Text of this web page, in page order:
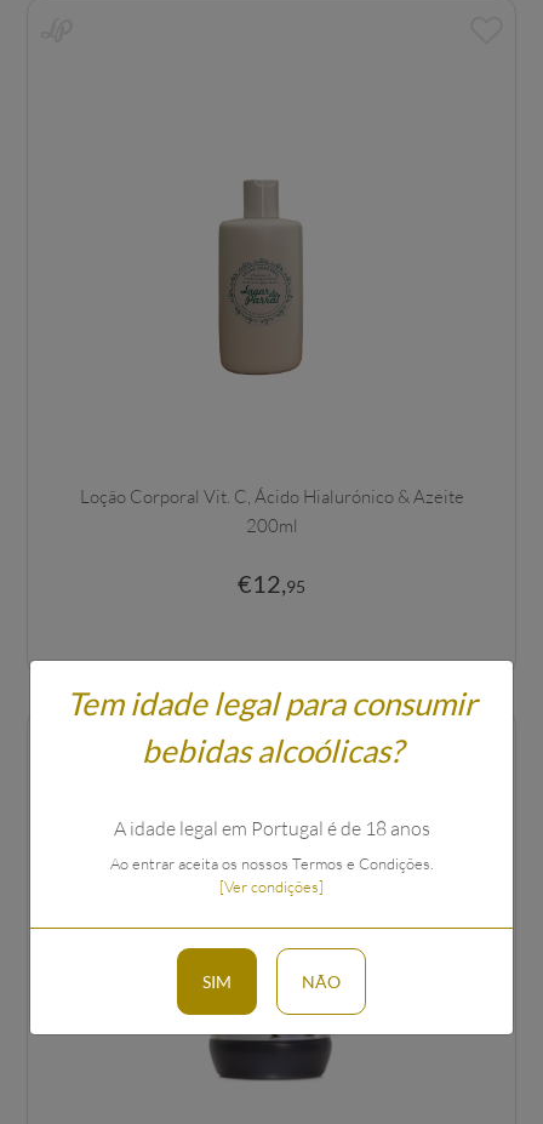
Loção Corporal Vit. C, Ácido Hialurónico & Azeite
200ml
€12,95
Tem idade legal para consumir
bebidas alcoólicas?
A idade legal em Portugal é de 18 anos
Ao entrar aceita os nossos Termos e Condições.
[Ver condições]
SIM NÃO